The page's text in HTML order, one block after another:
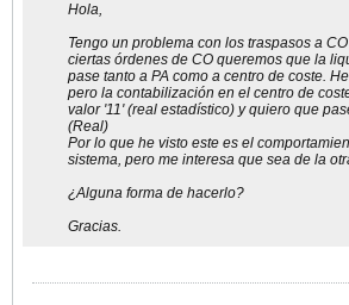
Hola,
Tengo un problema con los traspasos a
ciertas órdenes de CO queremos que la
pase tanto a PA como a centro de coste.
pero la contabilización en el centro de
valor '11' (real estadístico) y quiero que
(Real)
Por lo que he visto este es el
sistema, pero me interesa que sea de la
¿Alguna forma de hacerlo?
Gracias.